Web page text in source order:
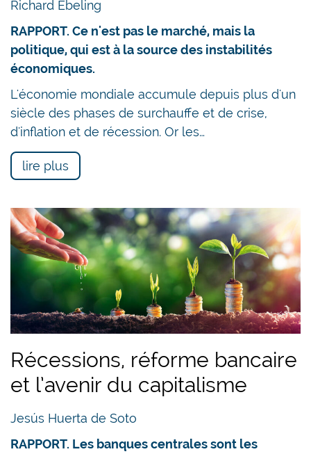
Richard Ebeling
RAPPORT. Ce n'est pas le marché, mais la
politique, qui est à la source des instabilités
économiques.
L'économie mondiale accumule depuis plus d'un
siècle des phases de surchauffe et de crise,
d'inflation et de récession. Or les…
lire plus
Récessions, réforme bancaire
et l’avenir du capitalisme
Jesús Huerta de Soto
RAPPORT. Les banques centrales sont les